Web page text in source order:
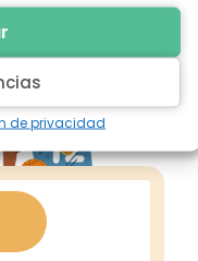
de privacidad